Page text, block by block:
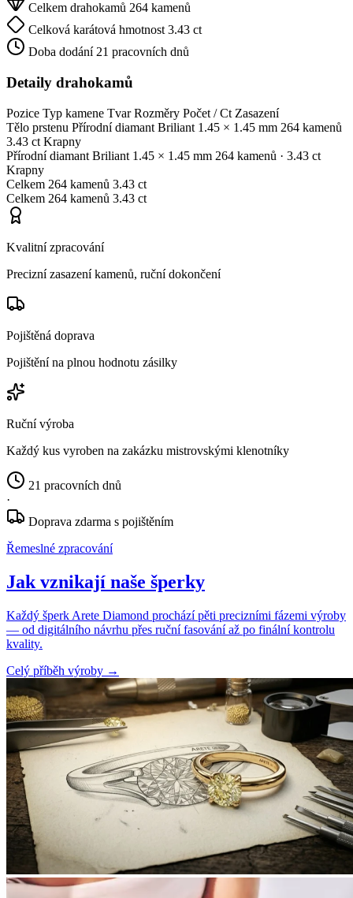
Celkem drahokamů 264 kamenů
Celková karátová hmotnost 3.43 ct
Doba dodání 21 pracovních dnů
Detaily drahokamů
Pozice Typ kamene Tvar Rozměry Počet / Ct Zasazení
Tělo prstenu Přírodní diamant Briliant 1.45 × 1.45 mm 264 kamenů
3.43 ct Krapny
Přírodní diamant Briliant 1.45 × 1.45 mm 264 kamenů · 3.43 ct
Krapny
Celkem 264 kamenů 3.43 ct
Celkem 264 kamenů 3.43 ct
Kvalitní zpracování
Precizní zasazení kamenů, ruční dokončení
Pojištěná doprava
Pojištění na plnou hodnotu zásilky
Ruční výroba
Každý kus vyroben na zakázku mistrovskými klenotníky
21 pracovních dnů
·
Doprava zdarma s pojištěním
Řemeslné zpracování
Jak vznikají naše šperky
Každý šperk Arete Diamond prochází pěti precizními fázemi výroby
— od digitálního návrhu přes ruční fasování až po finální kontrolu
kvality.
Celý příběh výroby →